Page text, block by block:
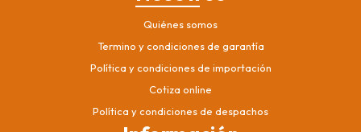
Quiénes somos
Termino y condiciones de garantía
Política y condiciones de importación
Cotiza online
Política y condiciones de despachos